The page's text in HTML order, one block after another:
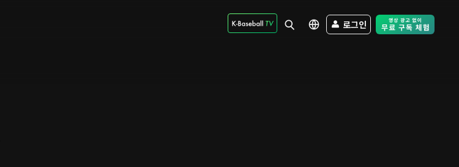
로그인 Free Trial -